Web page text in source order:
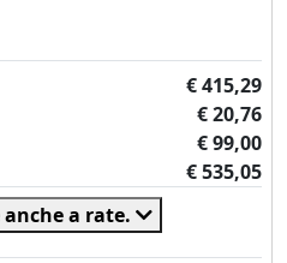
€ 415,29
€ 20,76
€ 99,00
€ 535,05
a rate.